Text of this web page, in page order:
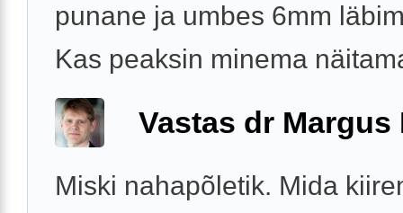
punane ja umbes 6mm
Kas peaksin minema
Vastas dr Margus
Miski nahapõletik. Mida